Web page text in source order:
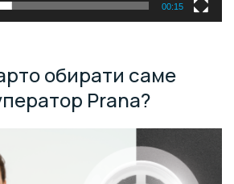
00:15
обирати саме
Prana?